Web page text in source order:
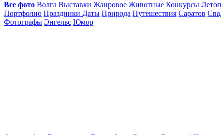
Все фото Волга Выставки Жанровое Животные Конкурсы
Портфолио Праздники Даты Природа Путешествия Саратов
Фотографы Энгельс Юмор